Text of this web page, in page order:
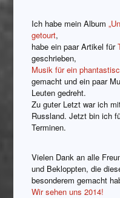
Ich habe mein Album
getourt,
habe ein paar Artikel für
geschrieben,
Musik für ein
gemacht und ein paar
Leuten gedreht.
Zu guter Letzt war ich
Russland. Jetzt bin ich
Terminen.
Vielen Dank an alle
und Bekloppten, die
besonderem gemacht
Wir sehen uns 2014!